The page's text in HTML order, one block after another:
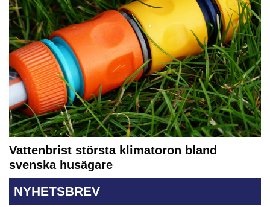
Vattenbrist största klimatoron bland
svenska husägare
NYHETSBREV